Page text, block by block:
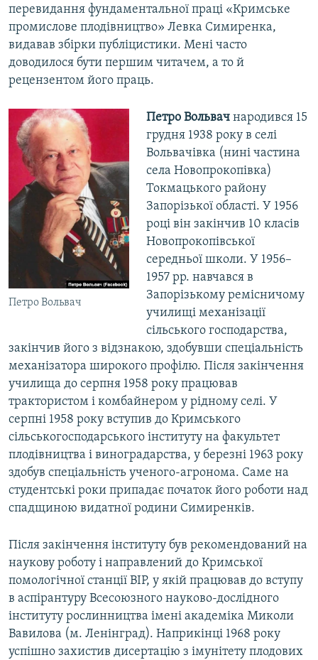
перевидання фундаментальної праці «Кримське
промислове плодівництво» Левка Симиренка,
видавав збірки публіцистики. Мені часто
доводилося бути першим читачем, а то й
рецензентом його праць.
Петро Вольвач
Петро Вольвачнародився 15
грудня 1938 року в селі
Вольвачівка (нині частина
села Новопрокопівка)
Токмацького району
Запорізької області. У 1956
році він закінчив 10 класів
Новопрокопівської
середньої школи. У 1956–
1957 рр. навчався в
Запорізькому ремісничому
училищі механізації
сільського господарства,
закінчив його з відзнакою, здобувши спеціальність
механізатора широкого профілю. Після закінчення
училища до серпня 1958 року працював
трактористом і комбайнером у рідному селі. У
серпні 1958 року вступив до Кримського
сільськогосподарського інституту на факультет
плодівництва і виноградарства, у березні 1963 року
здобув спеціальність ученого-агронома. Саме на
студентські роки припадає початок його роботи над
спадщиною видатної родини Симиренків.
Після закінчення інституту був рекомендований на
наукову роботу і направлений до Кримської
помологічної станції ВІР, у якій працював до вступу
в аспірантуру Всесоюзного науково-дослідного
інституту рослинництва імені академіка Миколи
Вавилова (м. Ленінград). Наприкінці 1968 року
успішно захистив дисертацію з імунітету плодових